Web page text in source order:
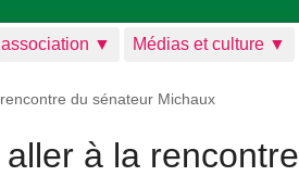
▼ Médias et culture ▼
du sénateur Michaux
à la rencontre